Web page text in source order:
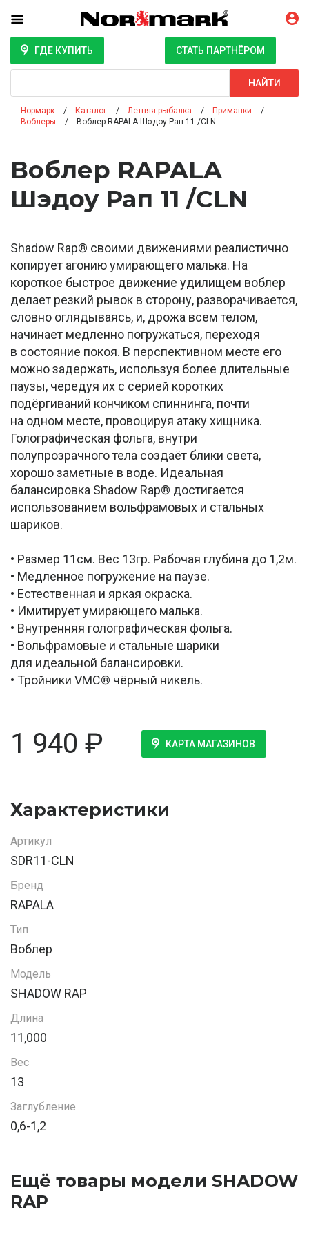
ГДЕ КУПИТЬ СТАТЬ ПАРТНЁРОМ
НАЙТИ
Нормарк Каталог Летняя рыбалка
Приманки
Воблеры
Воблер RAPALA Шэдоу Рап 11 /CLN
Воблер RAPALA
Шэдоу Рап 11 /CLN
Shadow Rap® своими движениями реалистично
копирует агонию умирающего малька. На
короткое быстрое движение удилищем воблер
делает резкий рывок в сторону, разворачивается,
словно оглядываясь, и, дрожа всем телом,
начинает медленно погружаться, переходя
в состояние покоя. В перспективном месте его
можно задержать, используя более длительные
паузы, чередуя их с серией коротких
подёргиваний кончиком спиннинга, почти
на одном месте, провоцируя атаку хищника.
Голографическая фольга, внутри
полупрозрачного тела создаёт блики света,
хорошо заметные в воде. Идеальная
балансировка Shadow Rap® достигается
использованием вольфрамовых и стальных
шариков.
• Размер 11см. Вес 13гр. Рабочая глубина до 1,2м.
• Медленное погружение на паузе.
• Естественная и яркая окраска.
• Имитирует умирающего малька.
• Внутренняя голографическая фольга.
• Вольфрамовые и стальные шарики
для идеальной балансировки.
• Тройники VMC® чёрный никель.
1 940 ₽ КАРТА МАГАЗИНОВ
Характеристики
Артикул
SDR11-CLN
Бренд
RAPALA
Тип
Воблер
Модель
SHADOW RAP
Длина
11,000
Вес
13
Заглубление
0,6-1,2
Ещё товары модели SHADOW
RAP